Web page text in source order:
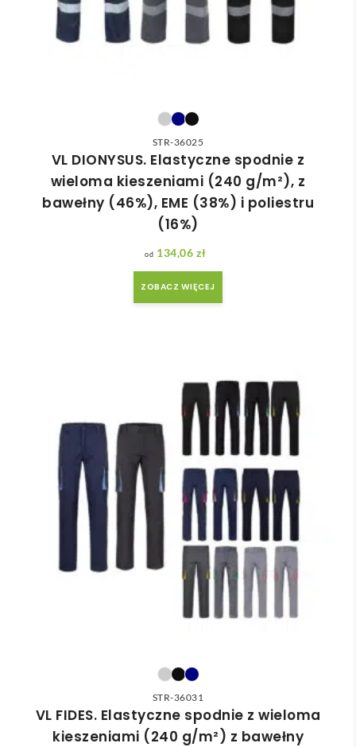
STR-36025
VL DIONYSUS. Elastyczne spodnie z
wieloma kieszeniami (240 g/m²), z
bawełny (46%), EME (38%) i poliestru
(16%)
134,06 zł
ZOBACZ WIĘCEJ
STR-36031
VL FIDES. Elastyczne spodnie z wieloma
kieszeniami (240 g/m²) z bawełny